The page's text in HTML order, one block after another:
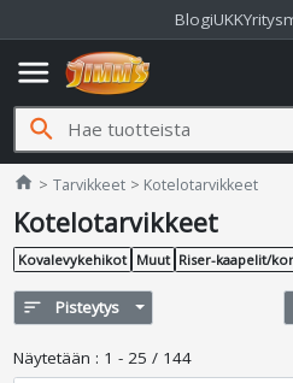
BlogiUKK
menu
search
home Jimms.fi
Tarvikkeet Kotelotarvikkeet
Kotelotarvikkeet
Kovalevykehikot Muut Riser-kaapelit/
sort Pisteytys
Näytetään : 1 - 25 / 144